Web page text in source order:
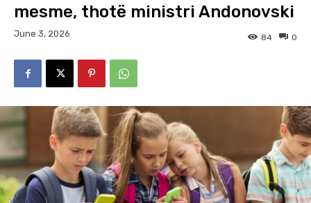
mesme, thotë ministri Andonovski
June 3, 2026 0
84